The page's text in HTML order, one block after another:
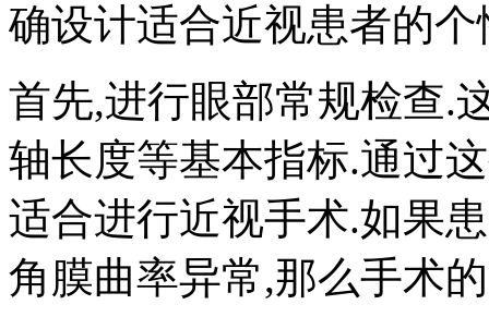
确设计适合近视患者的
首先,进行眼部常规检查.
轴长度等基本指标.通过
适合进行近视手术.如果
角膜曲率异常,那么手术